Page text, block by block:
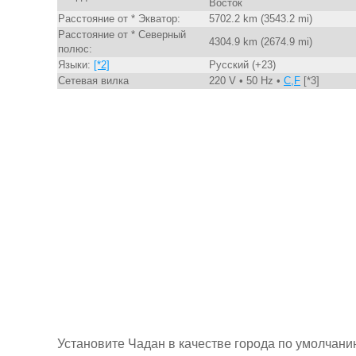
Восток
Расстояние от * Экватор:
5702.2 km (3543.2 mi)
Расстояние от * Северный
полюс:
4304.9 km (2674.9 mi)
Языки: [*2]
Русский (+23)
Сетевая вилка
220 V • 50 Hz • C,F [*3]
Установите Чадан в качестве города по